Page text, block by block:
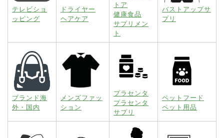
テレビショ
ッピング
ドライヤー
ヘアケア
トア
健康食品
サプリメン
ト
バストアップサ
プリ
ブランド海
外・国内
メンズファッ
ション
プラセンタ
プラセンタ
サプリ
ペットフード
ペット用品